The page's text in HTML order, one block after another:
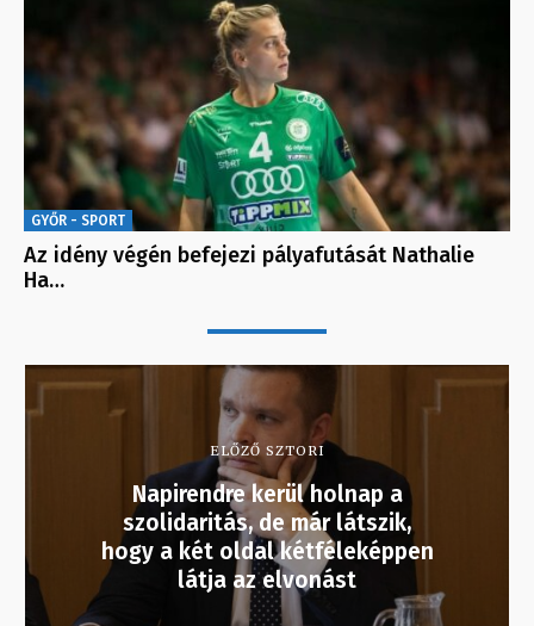
GYŐR - SPORT
Az idény végén befejezi pályafutását Nathalie
Ha…
ELŐZŐ SZTORI
Napirendre kerül holnap a
szolidaritás, de már látszik,
hogy a két oldal kétféleképpen
látja az elvonást